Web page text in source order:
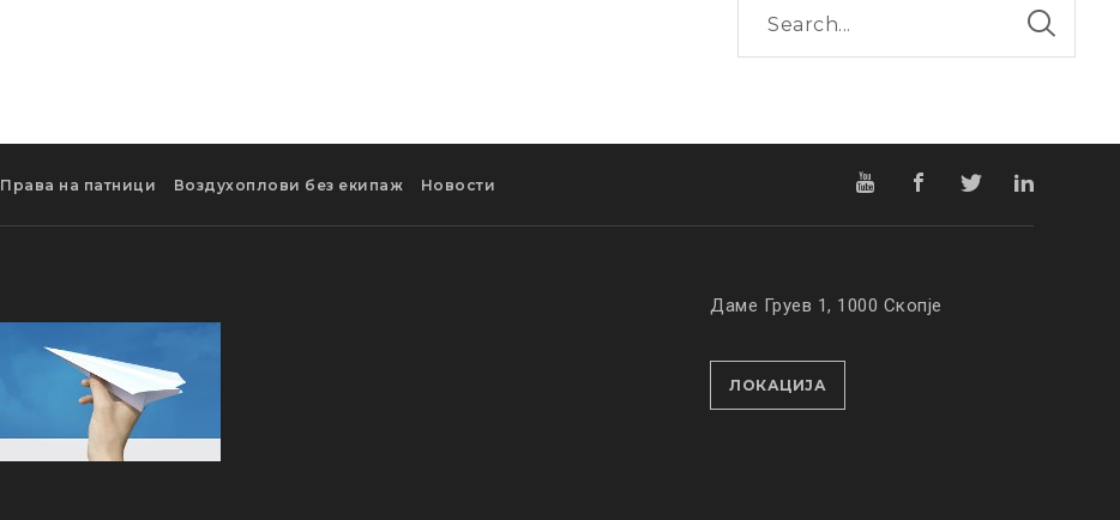
Права на патници Воздухоплови без екипаж Новости
Даме Груев 1, 1000 Скопје
ЛОКАЦИЈА